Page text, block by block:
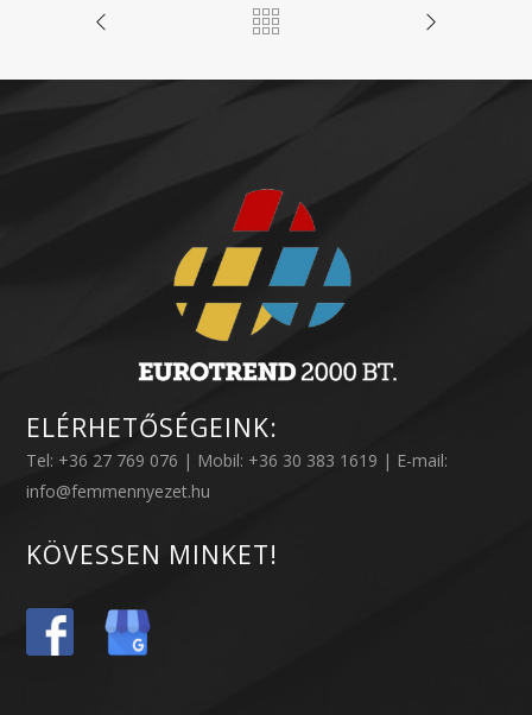
ELÉRHETŐSÉGEINK:
Tel: +36 27 769 076 | Mobil: +36 30 383 1619 | E-mail:
info@femmennyezet.hu
KÖVESSEN MINKET!